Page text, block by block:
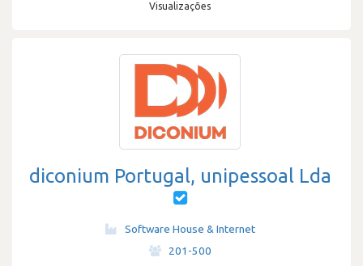
Visualizações
diconium Portugal, unipessoal Lda
Software House & Internet
201-500